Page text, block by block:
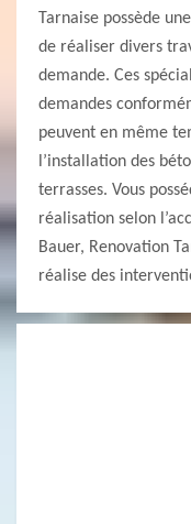
Tarnaise possède
de réaliser divers
demande. Ces
demandes
peuvent en même
l’installation des
terrasses. Vous
réalisation selon
Bauer, Renovation
réalise des